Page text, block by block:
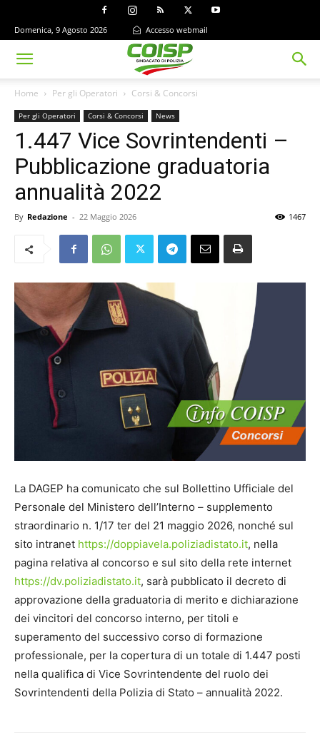
Domenica, 9 Agosto 2026 Accesso webmail
Home Per gli Operatori Corsi & Concorsi
Per gli Operatori Corsi & Concorsi News
1.447 Vice Sovrintendenti –
Pubblicazione graduatoria
annualità 2022
By Redazione - 22 Maggio 2026 1467
La DAGEP ha comunicato che sul Bollettino Ufficiale del
Personale del Ministero dell’Interno – supplemento
straordinario n. 1/17 ter del 21 maggio 2026, nonché sul
sito intranet https://doppiavela.poliziadistato.it, nella
pagina relativa al concorso e sul sito della rete internet
https://dv.poliziadistato.it, sarà pubblicato il decreto di
approvazione della graduatoria di merito e dichiarazione
dei vincitori del concorso interno, per titoli e
superamento del successivo corso di formazione
professionale, per la copertura di un totale di 1.447 posti
nella qualifica di Vice Sovrintendente del ruolo dei
Sovrintendenti della Polizia di Stato – annualità 2022.